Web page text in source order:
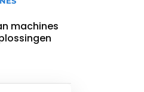
machines